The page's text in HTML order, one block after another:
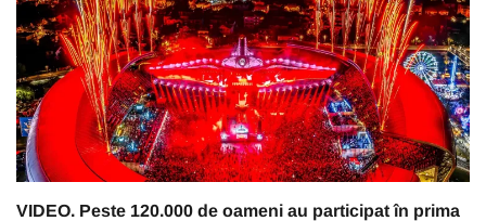
VIDEO. Peste 120.000 de oameni au participat în prima